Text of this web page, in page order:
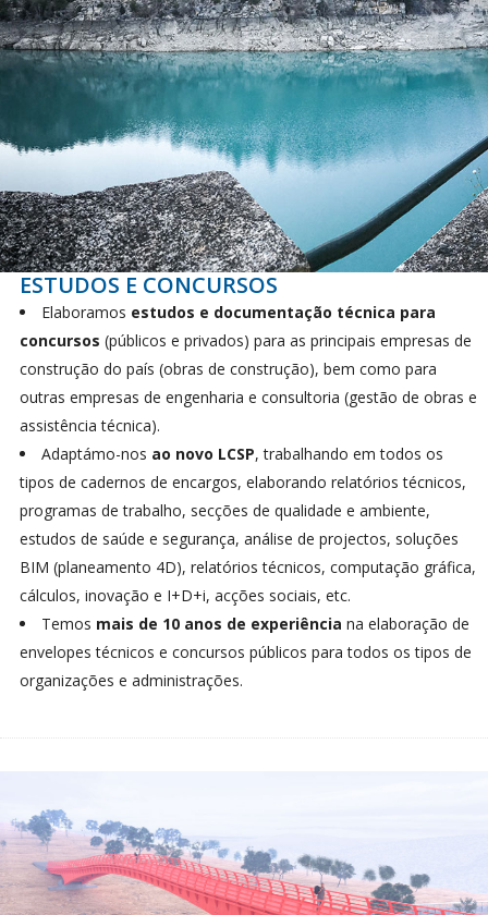
ESTUDOS E CONCURSOS
Elaboramos estudos e documentação técnica para
concursos (públicos e privados) para as principais empresas de
construção do país (obras de construção), bem como para
outras empresas de engenharia e consultoria (gestão de obras e
assistência técnica).
Adaptámo-nos ao novo LCSP, trabalhando em todos os
tipos de cadernos de encargos, elaborando relatórios técnicos,
programas de trabalho, secções de qualidade e ambiente,
estudos de saúde e segurança, análise de projectos, soluções
BIM (planeamento 4D), relatórios técnicos, computação gráfica,
cálculos, inovação e I+D+i, acções sociais, etc.
Temos mais de 10 anos de experiência na elaboração de
envelopes técnicos e concursos públicos para todos os tipos de
organizações e administrações.